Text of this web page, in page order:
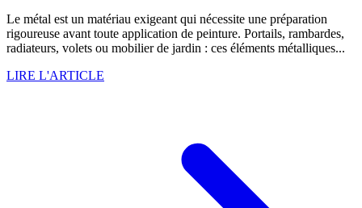
Le métal est un matériau exigeant qui nécessite une préparation
rigoureuse avant toute application de peinture. Portails, rambardes,
radiateurs, volets ou mobilier de jardin : ces éléments métalliques...
LIRE L'ARTICLE